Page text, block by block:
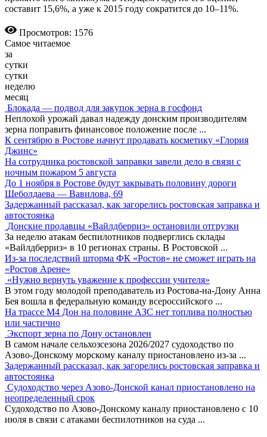
составит 15,6%, а уже к 2015 году сократится до 10–11%.
Просмотров: 1576
Самое читаемое
за
сутки
сутки
неделю
месяц
Блокада — подвод для закупок зерна в госфонд
Неплохой урожай давал надежду донским производителям
зерна поправить финансовое положение после ...
К сентябрю в Ростове начнут продавать косметику «Глория
Джинс»
На сотрудника ростовской заправки завели дело в связи с
ночным пожаром 5 августа
До 1 ноября в Ростове будут закрывать половину дороги
Шеболдаева — Вавилова, 69
Задержанный рассказал, как загорелись ростовская заправка и
автостоянка
Донские продавцы «Вайлдберриз» остановили отгрузки
За неделю атакам беспилотников подверглись склады
«Вайлдберриз» в 10 регионах страны. В Ростовской ...
Из-за последствий шторма ФК «Ростов» не сможет играть на
«Ростов Арене»
«Нужно вернуть уважение к профессии учителя»
В этом году молодой преподаватель из Ростова-на-Дону Анна
Бея вошла в федеральную команду всероссийского ...
На трассе М4 Дон на половине АЗС нет топлива полностью
или частично
Экспорт зерна по Дону остановлен
В самом начале сельхозсезона 2026/2027 судоходство по
Азово-Донскому морскому каналу приостановлено из-за ...
Задержанный рассказал, как загорелись ростовская заправка и
автостоянка
Судоходство через Азово-Донской канал приостановлено на
неопределенный срок
Судоходство по Азово-Донскому каналу приостановлено с 10
июля в связи с атаками беспилотников на суда ...